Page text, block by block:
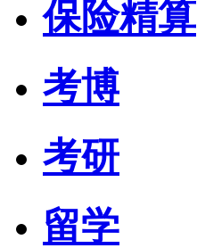
保险精算
考博
考研
留学